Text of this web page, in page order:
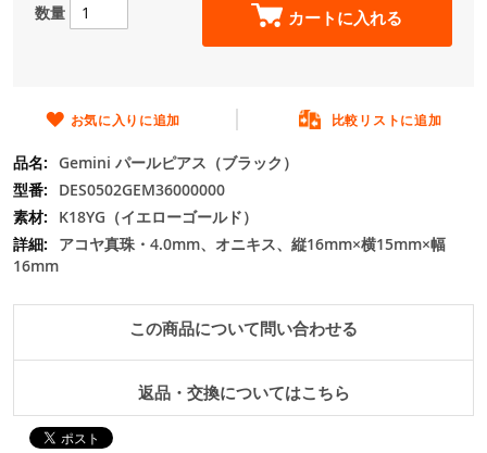
す
る
数量 カートに入れる
お気に入りに追加 比較リストに追加
Gemini パールピアス（ブラック）
DES0502GEM36000000
K18YG（イエローゴールド）
アコヤ真珠・4.0mm、オニキス、縦16mm×横15mm×幅
16mm
この商品について問い合わせる
返品・交換についてはこちら